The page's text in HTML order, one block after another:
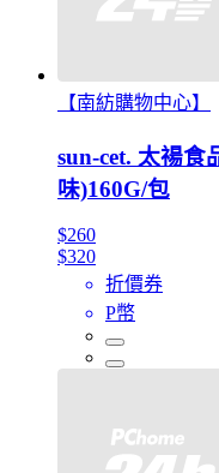
【南紡購物中心】
sun-cet. 太禓食
味)160G/包
$260
$320
折價券
P幣